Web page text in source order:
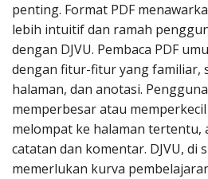
penting. Format PDF
lebih intuitif dan ramah
dengan DJVU. Pembaca PDF
dengan fitur-fitur yang familiar,
halaman, dan anotasi.
memperbesar atau
melompat ke halaman tertentu,
catatan dan komentar. DJVU, di
memerlukan kurva